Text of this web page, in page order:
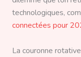
technologiques,
connectées pour
La couronne